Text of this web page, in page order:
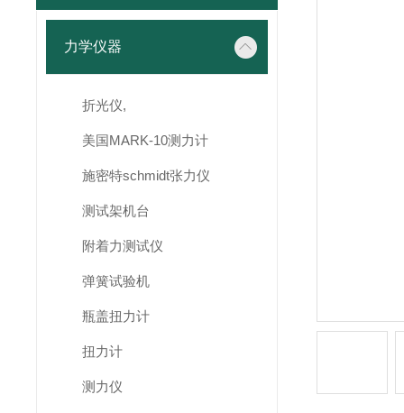
力学仪器
折光仪,
美国MARK-10测力计
施密特schmidt张力仪
测试架机台
附着力测试仪
弹簧试验机
瓶盖扭力计
扭力计
测力仪